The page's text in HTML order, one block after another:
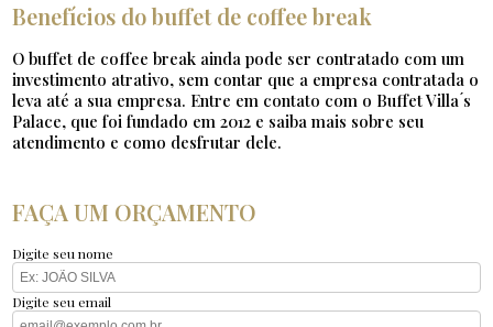
Benefícios do buffet de coffee break
O buffet de coffee break ainda pode ser contratado com um
investimento atrativo, sem contar que a empresa contratada o
leva até a sua empresa. Entre em contato com o Buffet Villa ́s
Palace, que foi fundado em 2012 e saiba mais sobre seu
atendimento e como desfrutar dele.
FAÇA UM ORÇAMENTO
Digite seu nome
Digite seu email